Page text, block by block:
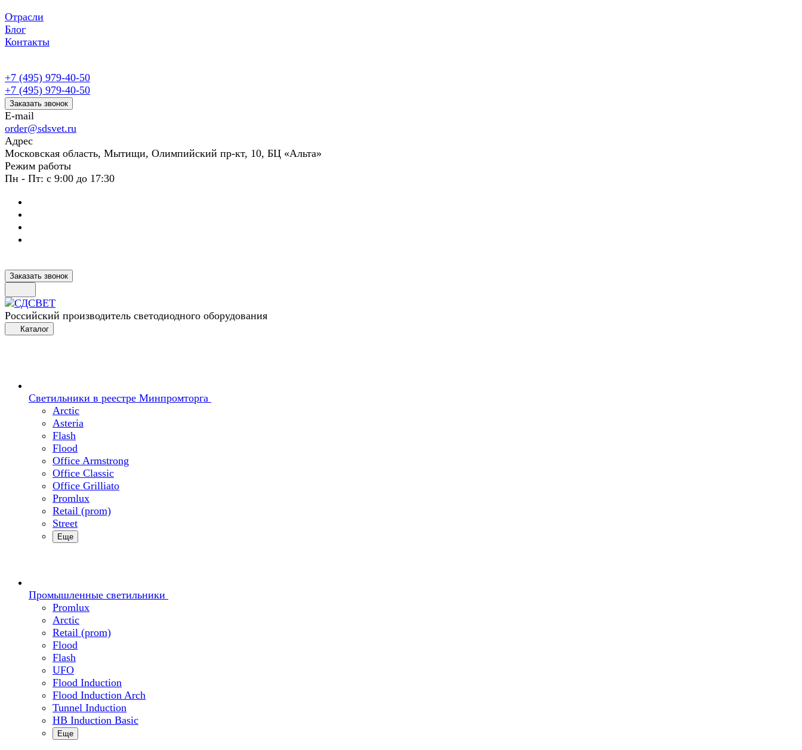
Отрасли
Блог
Контакты
+7 (495) 979-40-50
+7 (495) 979-40-50
Заказать звонок
E-mail
order@sdsvet.ru
Адрес
Московская область, Мытищи, Олимпийский пр-кт, 10, БЦ «Альта»
Режим работы
Пн - Пт: с 9:00 до 17:30
Заказать звонок
Российский производитель светодиодного оборудования
Каталог
Светильники в реестре Минпромторга
Arctic
Asteria
Flash
Flood
Office Armstrong
Office Classic
Office Grilliato
Promlux
Retail (prom)
Street
Еще
Промышленные светильники
Promlux
Arctic
Retail (prom)
Flood
Flash
UFO
Flood Induction
Flood Induction Arch
Tunnel Induction
HB Induction Basic
Еще